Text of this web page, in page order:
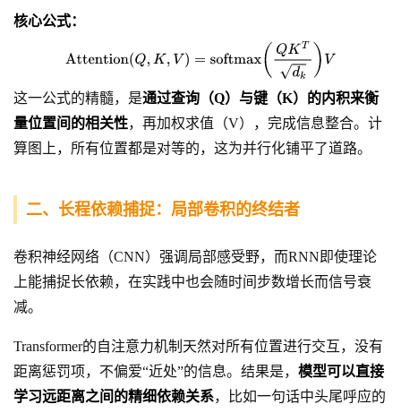
核心公式：
这一公式的精髓，是通过查询（Q）与键（K）的内积来衡
量位置间的相关性，再加权求值（V），完成信息整合。计
算图上，所有位置都是对等的，这为并行化铺平了道路。
二、长程依赖捕捉：局部卷积的终结者
卷积神经网络（CNN）强调局部感受野，而RNN即使理论
上能捕捉长依赖，在实践中也会随时间步数增长而信号衰
减。
Transformer的自注意力机制天然对所有位置进行交互，没有
距离惩罚项，不偏爱“近处”的信息。结果是， 模型可以直接
学习远距离之间的精细依赖关系，比如一句话中头尾呼应的